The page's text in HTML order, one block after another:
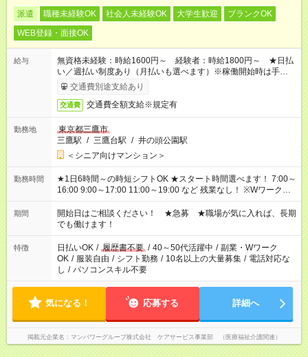
派遣 職種未経験OK 社会人未経験OK 大学生歓迎
ブランクOK
WEB登録・面接OK
給与
無資格未経験：時給1600円～ 経験者：時給1800円～ ★日払
い／週払い制度あり（月払いも選べます）※稼働開始時は手続き
完了次第のお支払いとなります。
交通費別途支給あり
交通費 交通費全額支給※規定有
勤務地
東京都三鷹市
三鷹駅 / 三鷹台駅 / 井の頭公園駅
＜シニア向けマンション＞
勤務時間
★1日6時間～の時短シフトOK ★スタート時間選べます！ 7:00～
16:00 9:00～17:00 11:00～19:00 など 残業なし！ ※Wワークの
場合、他のお仕事と合わせ週40時間超の就業はご案内できませ
ん ※法令に基づき、週20時間以上勤務は社会保険への加入対象
となります ※労働者派遣法（日雇い派遣の原則禁止）により、
短時間・短期間の就業はご案内が難しい場合があります
期間
開始日はご相談ください！ ★急募 ★職場が気に入れば、長期
でも働けます！
特徴 日払いOK / 履歴書不要 / 40～50代活躍中 / 副業・Wワーク
OK / 服装自由 / シフト勤務 / 10名以上の大量募集 / 電話対応な
し / パソコンスキル不要
気になる！ 応募する 詳細へ
掲載元企業名 マンパワーグループ株式会社 ケアサービス事業部 （医療福祉介護関連）